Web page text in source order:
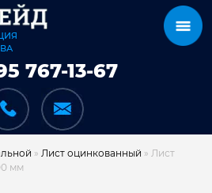
767-13-67
» Лист оцинкованный » Лист
мм